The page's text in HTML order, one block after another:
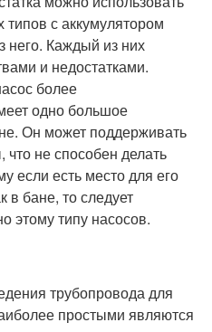
с аккумулятором
него. Каждый из них
и недостатками.
более
одно большое
Он может поддерживать
не способен делать
если есть место для его
в бане, то следует
этому типу насосов.
трубопровода для
простыми являются